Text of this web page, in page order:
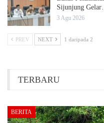
Sijunjung
3 Agu 2026
PREV NEXT 1 daripada 2
TERBARU
BERITA